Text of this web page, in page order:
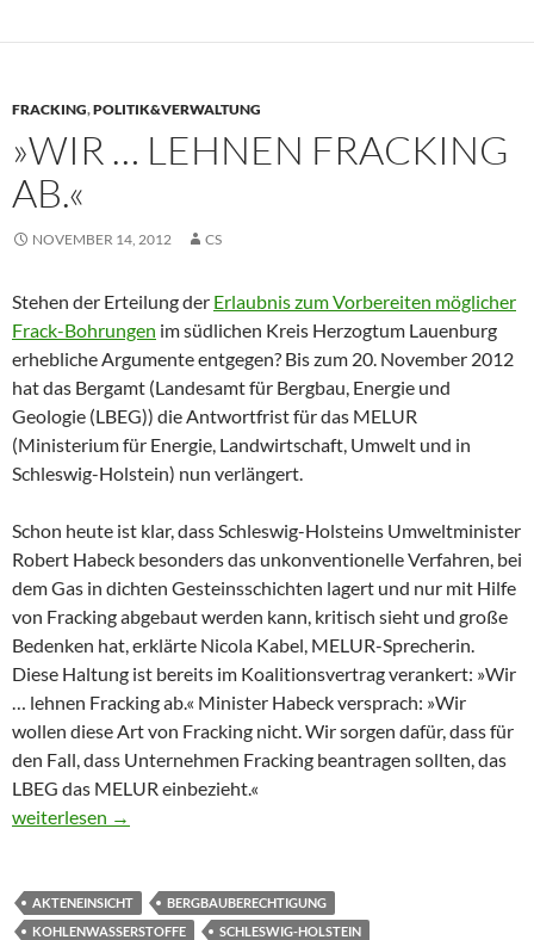
FRACKING,POLITIK&VERWALTUNG
»WIR … LEHNEN FRACKING
AB.«
NOVEMBER 14, 2012 CS
Stehen der Erteilung der Erlaubnis zum Vorbereiten möglicher
Frack-Bohrungen im südlichen Kreis Herzogtum Lauenburg
erhebliche Argumente entgegen? Bis zum 20. November 2012
hat das Bergamt (Landesamt für Bergbau, Energie und
Geologie (LBEG)) die Antwortfrist für das MELUR
(Ministerium für Energie, Landwirtschaft, Umwelt und in
Schleswig-Holstein) nun verlängert.
Schon heute ist klar, dass Schleswig-Holsteins Umweltminister
Robert Habeck besonders das unkonventionelle Verfahren, bei
dem Gas in dichten Gesteinsschichten lagert und nur mit Hilfe
von Fracking abgebaut werden kann, kritisch sieht und große
Bedenken hat, erklärte Nicola Kabel, MELUR-Sprecherin.
Diese Haltung ist bereits im Koalitionsvertrag verankert: »Wir
… lehnen Fracking ab.« Minister Habeck versprach: »Wir
wollen diese Art von Fracking nicht. Wir sorgen dafür, dass für
den Fall, dass Unternehmen Fracking beantragen sollten, das
LBEG das MELUR einbezieht.«
»Wir … lehnen Fracking ab.«
weiterlesen →
AKTENEINSICHT
BERGBAUBERECHTIGUNG
KOHLENWASSERSTOFFE
SCHLESWIG-HOLSTEIN